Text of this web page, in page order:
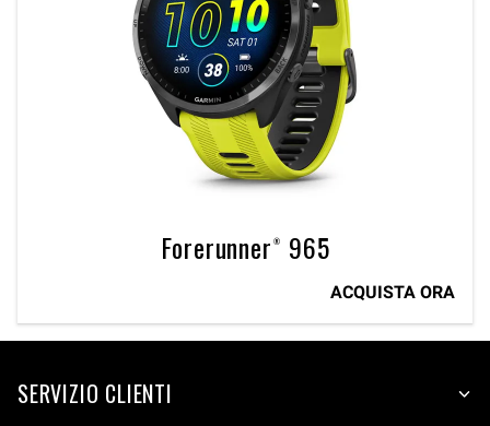
Forerunner® 965
ACQUISTA ORA
SERVIZIO CLIENTI